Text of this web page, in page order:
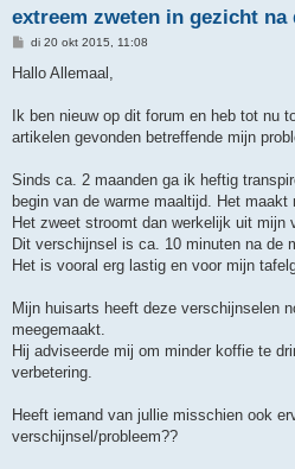
extreem zweten in gezicht na
B
r
h
di 20 okt 2015, 11:08
Hallo Allemaal,
Ik ben nieuw op dit forum en heb tot nu
artikelen gevonden betreffende mijn
Sinds ca. 2 maanden ga ik heftig
begin van de warme maaltijd. Het
Het zweet stroomt dan werkelijk uit mijn
Dit verschijnsel is ca. 10 minuten na de
Het is vooral erg lastig en voor mijn
Mijn huisarts heeft deze verschijnselen
meegemaakt.
Hij adviseerde mij om minder koffie te
verbetering.
Heeft iemand van jullie misschien ook
verschijnsel/probleem??